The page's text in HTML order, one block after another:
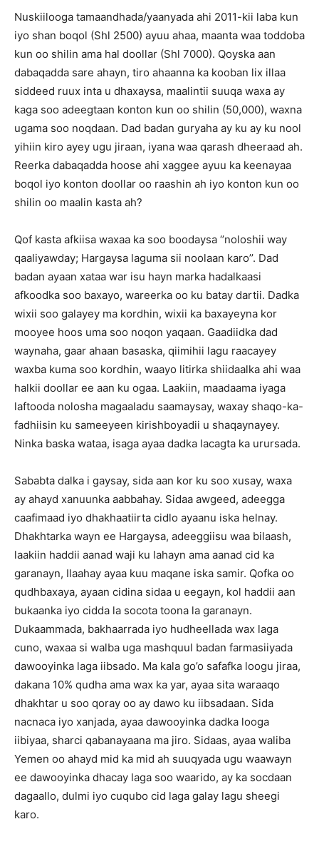
Nuskiilooga tamaandhada/yaanyada ahi 2011-kii laba kun
iyo shan boqol (Shl 2500) ayuu ahaa, maanta waa toddoba
kun oo shilin ama hal doollar (Shl 7000). Qoyska aan
dabaqadda sare ahayn, tiro ahaanna ka kooban lix illaa
siddeed ruux inta u dhaxaysa, maalintii suuqa waxa ay
kaga soo adeegtaan konton kun oo shilin (50,000), waxna
ugama soo noqdaan. Dad badan guryaha ay ku ay ku nool
yihiin kiro ayey ugu jiraan, iyana waa qarash dheeraad ah.
Reerka dabaqadda hoose ahi xaggee ayuu ka keenayaa
boqol iyo konton doollar oo raashin ah iyo konton kun oo
shilin oo maalin kasta ah?
Qof kasta afkiisa waxaa ka soo boodaysa ‘’noloshii way
qaaliyawday; Hargaysa laguma sii noolaan karo’’. Dad
badan ayaan xataa war isu hayn marka hadalkaasi
afkoodka soo baxayo, wareerka oo ku batay dartii. Dadka
wixii soo galayey ma kordhin, wixii ka baxayeyna kor
mooyee hoos uma soo noqon yaqaan. Gaadiidka dad
waynaha, gaar ahaan basaska, qiimihii lagu raacayey
waxba kuma soo kordhin, waayo litirka shiidaalka ahi waa
halkii doollar ee aan ku ogaa. Laakiin, maadaama iyaga
laftooda nolosha magaaladu saamaysay, waxay shaqo-ka-
fadhiisin ku sameeyeen kirishboyadii u shaqaynayey.
Ninka baska wataa, isaga ayaa dadka lacagta ka urursada.
Sababta dalka i gaysay, sida aan kor ku soo xusay, waxa
ay ahayd xanuunka aabbahay. Sidaa awgeed, adeegga
caafimaad iyo dhakhaatiirta cidlo ayaanu iska helnay.
Dhakhtarka wayn ee Hargaysa, adeeggiisu waa bilaash,
laakiin haddii aanad waji ku lahayn ama aanad cid ka
garanayn, Ilaahay ayaa kuu maqane iska samir. Qofka oo
qudhbaxaya, ayaan cidina sidaa u eegayn, kol haddii aan
bukaanka iyo cidda la socota toona la garanayn.
Dukaammada, bakhaarrada iyo hudheellada wax laga
cuno, waxaa si walba uga mashquul badan farmasiiyada
dawooyinka laga iibsado. Ma kala go’o safafka loogu jiraa,
dakana 10% qudha ama wax ka yar, ayaa sita waraaqo
dhakhtar u soo qoray oo ay dawo ku iibsadaan. Sida
nacnaca iyo xanjada, ayaa dawooyinka dadka looga
iibiyaa, sharci qabanayaana ma jiro. Sidaas, ayaa waliba
Yemen oo ahayd mid ka mid ah suuqyada ugu waawayn
ee dawooyinka dhacay laga soo waarido, ay ka socdaan
dagaallo, dulmi iyo cuqubo cid laga galay lagu sheegi
karo.